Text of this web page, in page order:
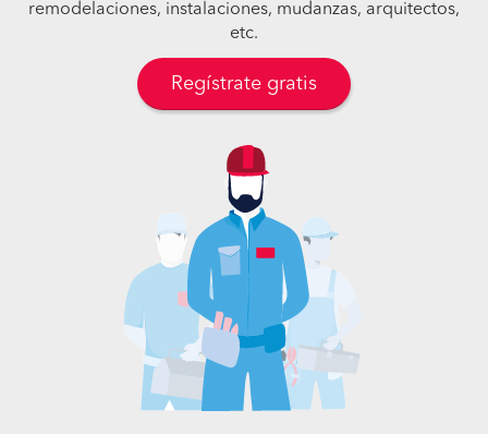
remodelaciones, instalaciones, mudanzas, arquitectos,
etc.
Regístrate gratis